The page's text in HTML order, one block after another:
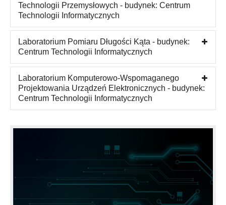
Technologii Przemysłowych - budynek: Centrum
Technologii Informatycznych
Laboratorium Pomiaru Długości Kąta - budynek:
Centrum Technologii Informatycznych
Laboratorium Komputerowo-Wspomaganego
Projektowania Urządzeń Elektronicznych - budynek:
Centrum Technologii Informatycznych